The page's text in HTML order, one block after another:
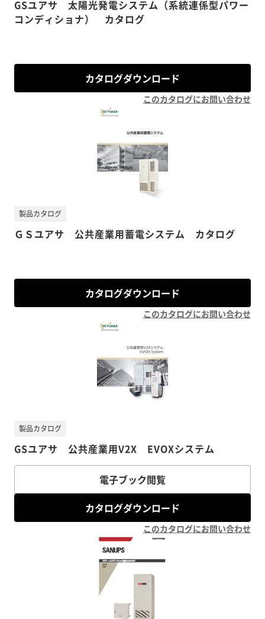
GSユアサ 太陽光発電システム（系統連係型パワー
コンディショナ） カタログ
カタログダウンロード
このカタログにお問い合わせ
ＧＳユアサ 公共産業用蓄電システム カタログ
製品カタログ
カタログダウンロード
このカタログにお問い合わせ
GSユアサ 公共産業用V2X EVOXシステム
製品カタログ
電子ブック閲覧
カタログダウンロード
このカタログにお問い合わせ